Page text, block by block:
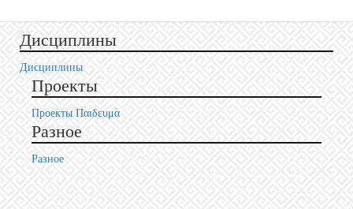
Дисциплины
Дисциплины
Проекты
Проекты Пαιδευμα
Разное
Разное